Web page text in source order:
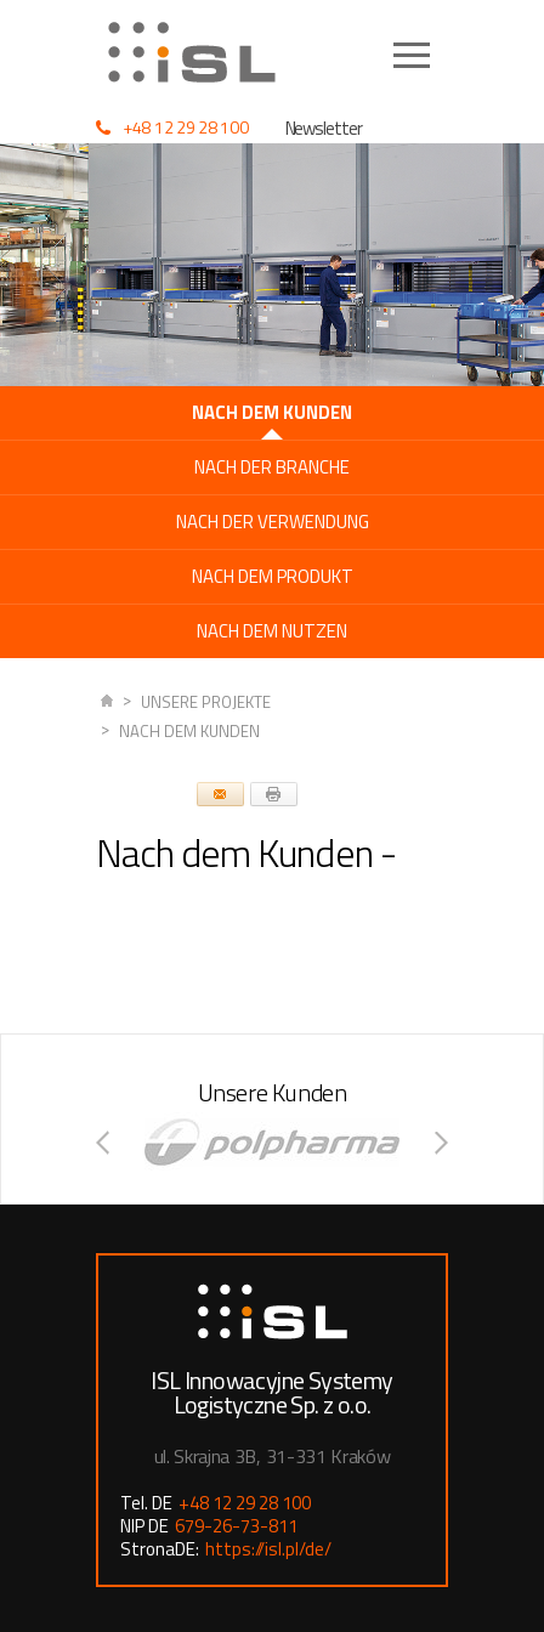
+48 12 29 28 100 Newsletter
NACH DEM KUNDEN
NACH DER BRANCHE
NACH DER VERWENDUNG
NACH DEM PRODUKT
NACH DEM NUTZEN
UNSERE PROJEKTE
NACH DEM KUNDEN
Nach dem Kunden -
Unsere Kunden
ISL Innowacyjne Systemy
Logistyczne Sp. z o.o.
ul. Skrajna 3B, 31-331 Kraków
Tel. DE +48 12 29 28 100
NIP DE 679-26-73-811
StronaDE: https://isl.pl/de/